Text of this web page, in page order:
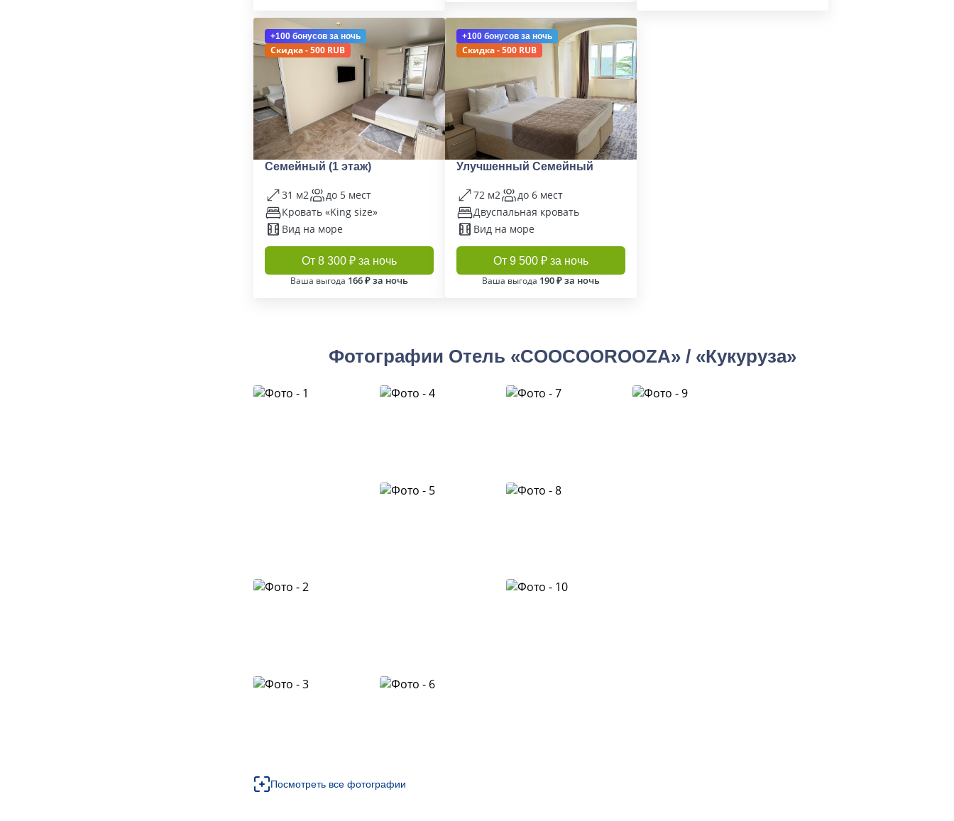
+100 бонусов за ночь
Скидка - 500 RUB
Семейный (1 этаж)
31 м2
до 5 мест
Кровать «King size»
Вид на море
От 8 300 ₽ за ночь
Ваша выгода 166 ₽ за ночь
+100 бонусов за ночь
Скидка - 500 RUB
Улучшенный Семейный
72 м2
до 6 мест
Двуспальная кровать
Вид на море
От 9 500 ₽ за ночь
Ваша выгода 190 ₽ за ночь
Фотографии Отель «COOCOOROOZA» / «Кукуруза»
Посмотреть все фотографии